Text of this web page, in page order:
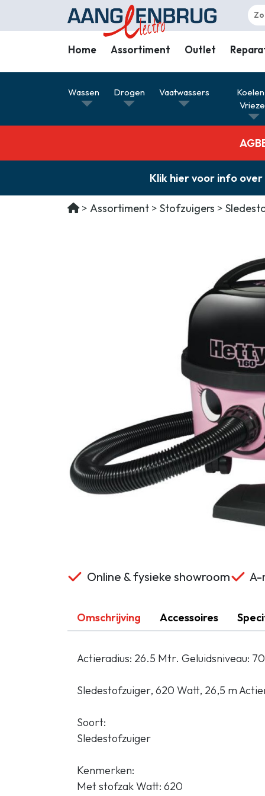
Home Assortiment Outlet
Wassen Drogen Vaatwassers
Drogen
Vaatwassers
Professioneel
Klik hier voor info
Assortiment Stofzuigers
Online & fysieke showroom A-
Omschrijving Accessoires
Actieradius: 26.5 Mtr. Geluidsniveau:
Sledestofzuiger, 620 Watt, 26,5 m
Soort:
Sledestofzuiger
Kenmerken:
Met stofzak Watt: 620